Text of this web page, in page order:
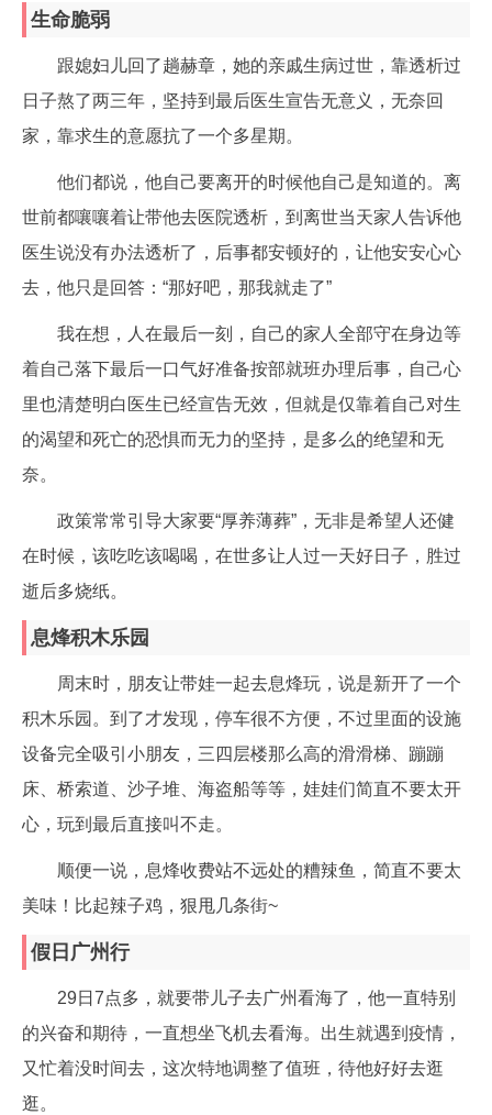
生命脆弱
跟媳妇儿回了趟赫章，她的亲戚生病过世，靠透析过
日子熬了两三年，坚持到最后医生宣告无意义，无奈回
家，靠求生的意愿抗了一个多星期。
他们都说，他自己要离开的时候他自己是知道的。离
世前都嚷嚷着让带他去医院透析，到离世当天家人告诉他
医生说没有办法透析了，后事都安顿好的，让他安安心心
去，他只是回答：“那好吧，那我就走了”
我在想，人在最后一刻，自己的家人全部守在身边等
着自己落下最后一口气好准备按部就班办理后事，自己心
里也清楚明白医生已经宣告无效，但就是仅靠着自己对生
的渴望和死亡的恐惧而无力的坚持，是多么的绝望和无
奈。
政策常常引导大家要“厚养薄葬”，无非是希望人还健
在时候，该吃吃该喝喝，在世多让人过一天好日子，胜过
逝后多烧纸。
息烽积木乐园
周末时，朋友让带娃一起去息烽玩，说是新开了一个
积木乐园。到了才发现，停车很不方便，不过里面的设施
设备完全吸引小朋友，三四层楼那么高的滑滑梯、蹦蹦
床、桥索道、沙子堆、海盗船等等，娃娃们简直不要太开
心，玩到最后直接叫不走。
顺便一说，息烽收费站不远处的糟辣鱼，简直不要太
美味！比起辣子鸡，狠甩几条街~
假日广州行
29日7点多，就要带儿子去广州看海了，他一直特别
的兴奋和期待，一直想坐飞机去看海。出生就遇到疫情，
又忙着没时间去，这次特地调整了值班，待他好好去逛
逛。